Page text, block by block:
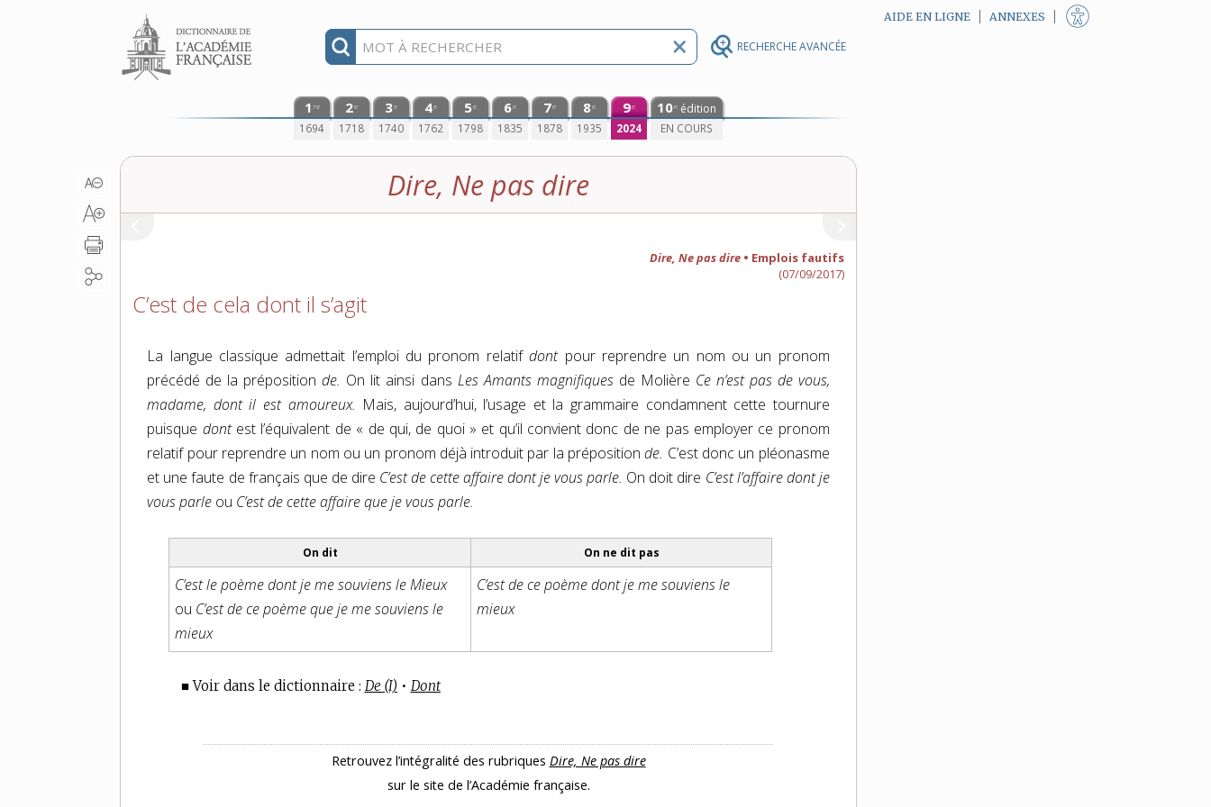
RECHERCHE AVANCÉE
Aller au contenu AIDE EN LIGNE ANNEXES
1 re
1694
2e
1718
3e
1740
4e
1762
5e
1798
6e
1835
7e
1878
8e
1935
9e
2024
10e édition
EN COURS
Dire, Ne pas dire
Dire, Ne pas dire• Emplois fautifs
(07/09/2017)
C’est de cela dont il s’agit
La langue classique admettait l’emploi du pronom relatifdontpour reprendre un nom ou un pronom
précédé de la prépositionde. On lit ainsi dans Les Amants magnifiquesde Molière Ce n’est pas de vous,
madame, dont il est amoureux. Mais, aujourd’hui, l’usage et la grammaire condamnent cette tournure
puisque dontest l’équivalent de « de qui, de quoi » et qu’il convient donc de ne pas employer ce pronom
relatif pour reprendre un nom ou un pronom déjà introduit par la prépositionde. C’est donc un pléonasme
et une faute de français que de dire C’est de cette affaire dont je vous parle. On doit dire C’est l’affaire dont je
vous parle ou C’est de cette affaire que je vous parle.
On dit On ne dit pas
C’est le poème dont je me souviens le Mieux
ou C’est de ce poème que je me souviens le
mieux
C’est de ce poème dont je me souviens le
mieux
■ Voir dans le dictionnaire : De (I) • Dont
Retrouvez l’intégralité des rubriques Dire, Ne pas dire
sur le site de l’Académie française.